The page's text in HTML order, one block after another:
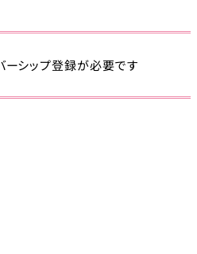
シップ登録が必要です